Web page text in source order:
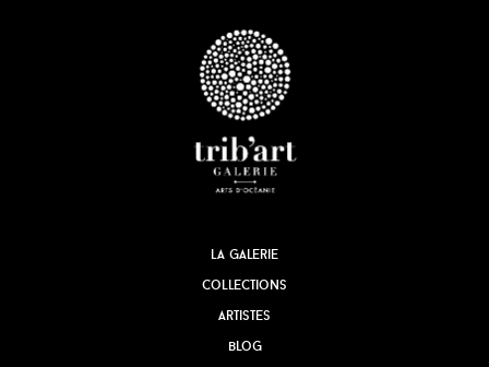
la galerie
collections
artistes
blog